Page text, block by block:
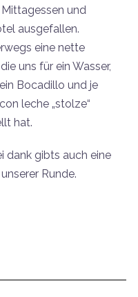
und
ausgefallen.
eine nette
uns für ein Wasser,
Bocadillo und je
leche „stolze“
hat.
dank gibts auch eine
Runde.